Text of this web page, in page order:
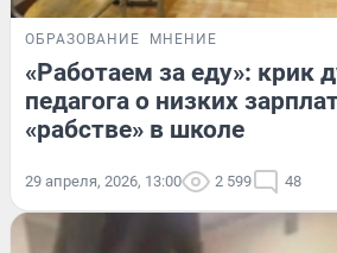
ОБРАЗОВАНИЕ МНЕНИЕ
«Работаем за еду»: крик
педагога о низких
«рабстве» в школе
29 апреля, 2026, 13:00 2 599 48